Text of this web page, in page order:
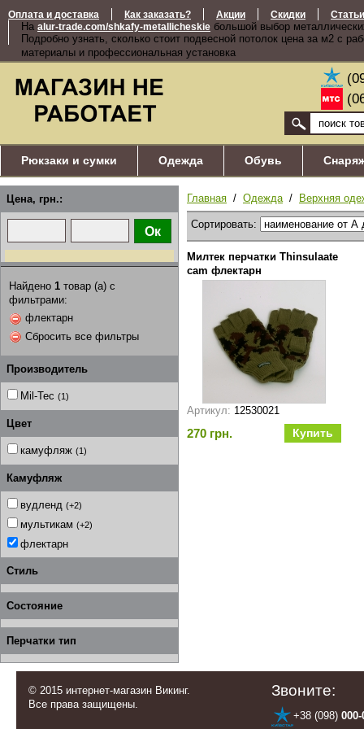
Оплата и доставка Как заказать? Акции Скидки Статьи
На alur-trade.com/shkafy-metallicheskie большой выбор
Подробно узнать, сколько стоит подвесной потолок цена за м2 с
материалы и профессиональная установка
Рюкзаки и сумки Одежда Обувь
Цена, грн.:
Найдено 1 товар (а) с
фильтрами:
флектарн
Сбросить все фильтры
Производитель
Mil-Tec (1)
Цвет
камуфляж (1)
Камуфляж
вудленд (+2)
мультикам (+2)
флектарн
Стиль
Состояние
Перчатки тип
Главная / Одежда/ Верхняя
Сортировать:
Милтек перчатки Thinsulaate
cam флектарн
Артикул: 12530021
270 грн.
© 2015 интернет-магазин Викинг.
Все права защищены.
Звоните:
+38 (098) 000-